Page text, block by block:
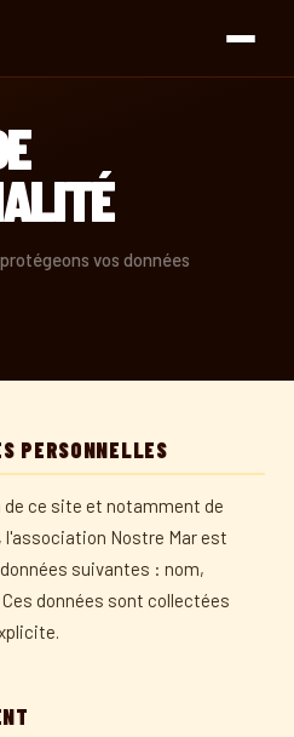
vos données
PERSONNELLES
ce site et notamment de
Nostre Mar est
suivantes : nom,
données sont collectées